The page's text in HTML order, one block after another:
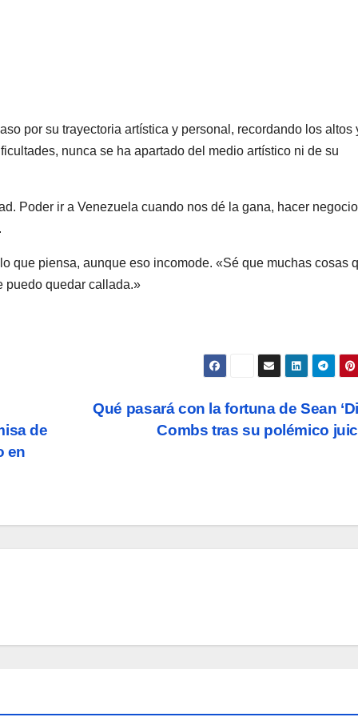
por su trayectoria artística y personal, recordando los altos
nunca se ha apartado del medio artístico ni de su
Poder ir a Venezuela cuando nos dé la gana, hacer
que piensa, aunque eso incomode. «Sé que muchas cosas
puedo quedar callada.»
Qué pasará con la fortuna de Sean
Combs tras su polémico
de
en